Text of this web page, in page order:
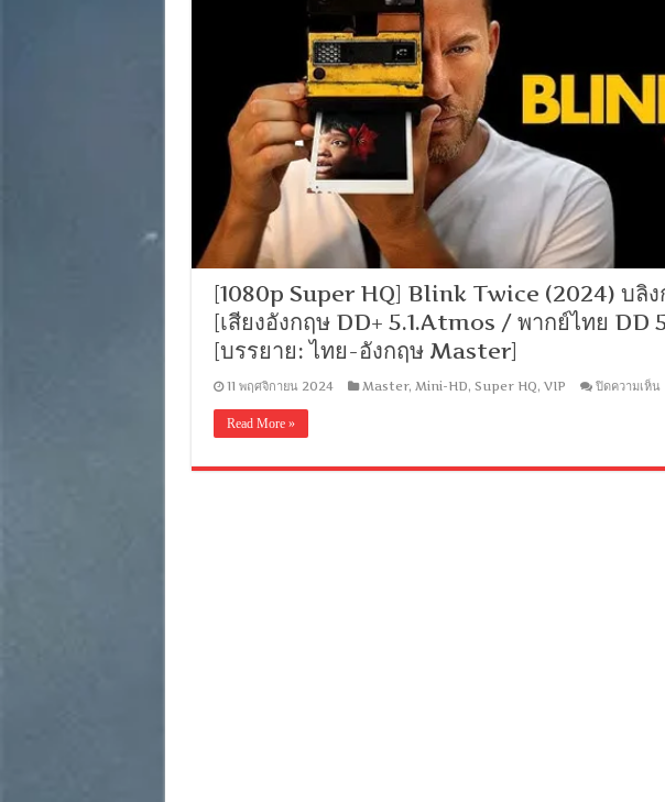
[1080p Super HQ] Blink Twice (2024) บลิ
[เสียงอังกฤษ DD+ 5.1.Atmos / พากย์ไทย DD
[บรรยาย: ไทย-อังกฤษ Master]
11 พฤศจิกายน 2024 Master, Mini-HD, Super HQ, VIP ปิดความเห็น
Read More »